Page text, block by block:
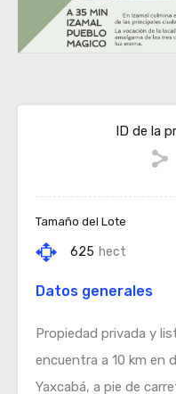
ID de la
Tamaño del Lote
625 hect
Datos generales
Propiedad privada y
encuentra a 10 km en
Yaxcabá, a pie de